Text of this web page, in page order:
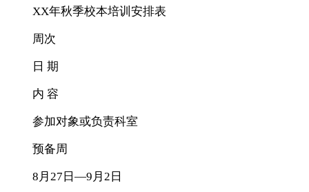
XX年秋季校本培训安排表
周次
日 期
内 容
参加对象或负责科室
预备周
8月27日—9月2日